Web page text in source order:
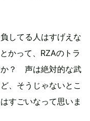
してる人はすげえな
かって、RZAのトラ
か？ 声は絶対的な武
、そうじゃないとこ
すごいなって思いま